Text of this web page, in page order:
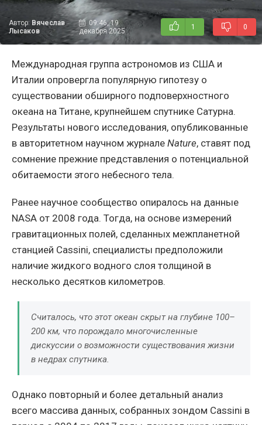
Автор: Вячеслав
Лысаков
09:46, 19
декабря 2025
1 0
Международная группа астрономов из США и
Италии опровергла популярную гипотезу о
существовании обширного подповерхностного
океана на Титане, крупнейшем спутнике Сатурна.
Результаты нового исследования, опубликованные
в авторитетном научном журнале Nature, ставят под
сомнение прежние представления о потенциальной
обитаемости этого небесного тела.
Ранее научное сообщество опиралось на данные
NASA от 2008 года. Тогда, на основе измерений
гравитационных полей, сделанных межпланетной
станцией Cassini, специалисты предположили
наличие жидкого водного слоя толщиной в
несколько десятков километров.
Считалось, что этот океан скрыт на глубине 100–
200 км, что порождало многочисленные
дискуссии о возможности существования жизни
в недрах спутника.
Однако повторный и более детальный анализ
всего массива данных, собранных зондом Cassini в